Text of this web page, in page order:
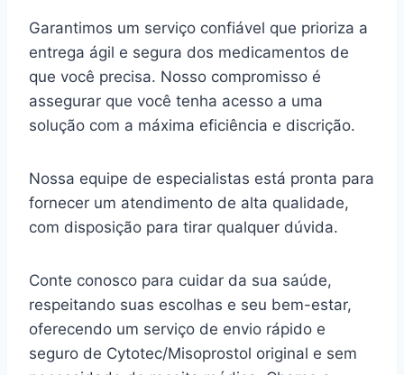
Garantimos um serviço confiável que prioriza a
entrega ágil e segura dos medicamentos de
que você precisa. Nosso compromisso é
assegurar que você tenha acesso a uma
solução com a máxima eficiência e discrição.
Nossa equipe de especialistas está pronta para
fornecer um atendimento de alta qualidade,
com disposição para tirar qualquer dúvida.
Conte conosco para cuidar da sua saúde,
respeitando suas escolhas e seu bem-estar,
oferecendo um serviço de envio rápido e
seguro de Cytotec/Misoprostol original e sem